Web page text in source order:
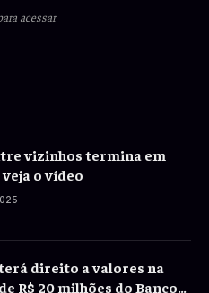
acessar
vizinhos termina em
o vídeo
direito a valores na
R$ 20 milhões do Banco